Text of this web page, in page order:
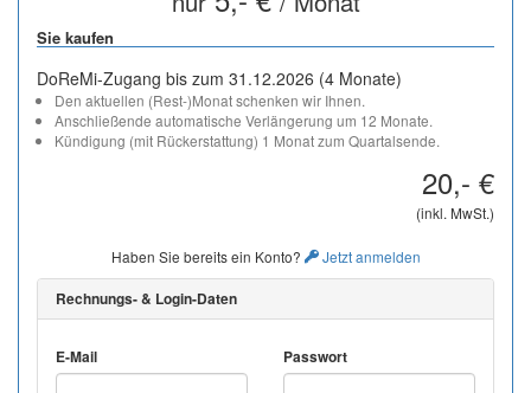
Sie kaufen
DoReMi-Zugang bis zum 31.12.2026 (4 Monate)
Den aktuellen (Rest-)Monat schenken wir Ihnen.
Anschließende automatische Verlängerung um 12 Monate.
Kündigung (mit Rückerstattung) 1 Monat zum Quartalsende.
20,- €
(inkl. MwSt.)
Haben Sie bereits ein Konto? Jetzt anmelden
Rechnungs- & Login-Daten
E-Mail Passwort